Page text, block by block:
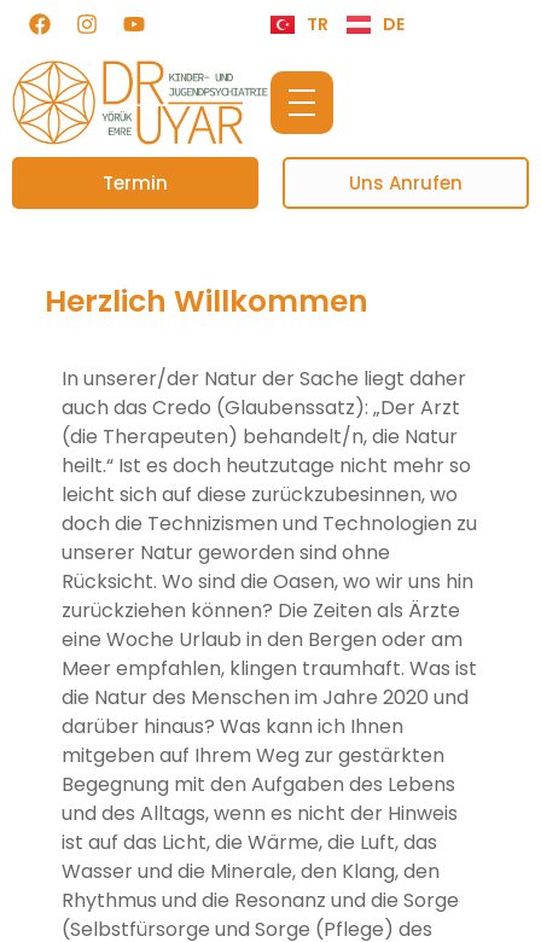
TR DE
Termin Uns Anrufen
Herzlich Willkommen
In unserer/der Natur der Sache liegt daher
auch das Credo (Glaubenssatz): „Der Arzt
(die Therapeuten) behandelt/n, die Natur
heilt.“ Ist es doch heutzutage nicht mehr so
leicht sich auf diese zurückzubesinnen, wo
doch die Technizismen und Technologien zu
unserer Natur geworden sind ohne
Rücksicht. Wo sind die Oasen, wo wir uns hin
zurückziehen können? Die Zeiten als Ärzte
eine Woche Urlaub in den Bergen oder am
Meer empfahlen, klingen traumhaft. Was ist
die Natur des Menschen im Jahre 2020 und
darüber hinaus? Was kann ich Ihnen
mitgeben auf Ihrem Weg zur gestärkten
Begegnung mit den Aufgaben des Lebens
und des Alltags, wenn es nicht der Hinweis
ist auf das Licht, die Wärme, die Luft, das
Wasser und die Minerale, den Klang, den
Rhythmus und die Resonanz und die Sorge
(Selbstfürsorge und Sorge (Pflege) des